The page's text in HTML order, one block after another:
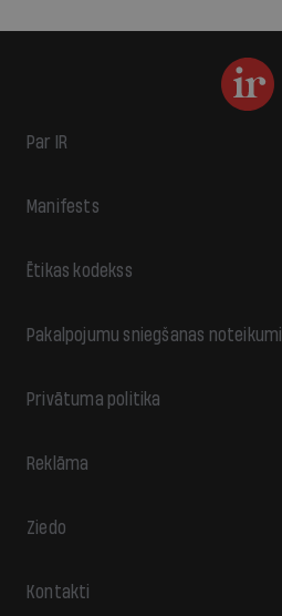
Par IR
Manifests
Ētikas kodekss
Pakalpojumu sniegšanas noteikumi
Privātuma politika
Reklāma
Ziedo
Kontakti